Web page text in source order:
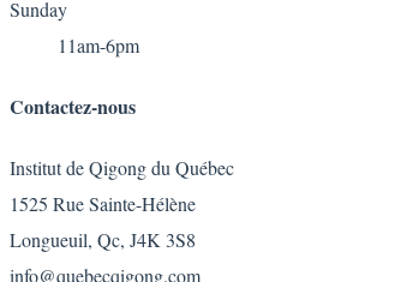
Sunday
11am-6pm
Contactez-nous
Institut de Qigong du Québec
1525 Rue Sainte-Hélène
Longueuil, Qc, J4K 3S8
info@quebecqigong.com